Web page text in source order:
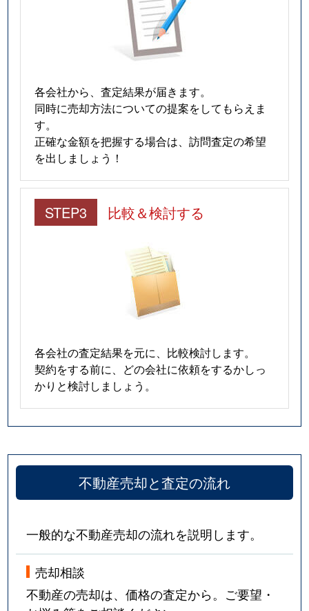
各会社から、査定結果が届きます。
同時に売却方法についての提案をしてもらえま
す。
正確な金額を把握する場合は、訪問査定の希望
を出しましょう！
STEP3 比較＆検討する
各会社の査定結果を元に、比較検討します。
契約をする前に、どの会社に依頼をするかしっ
かりと検討しましょう。
不動産売却と査定の流れ
一般的な不動産売却の流れを説明します。
売却相談
不動産の売却は、価格の査定から。ご要望・